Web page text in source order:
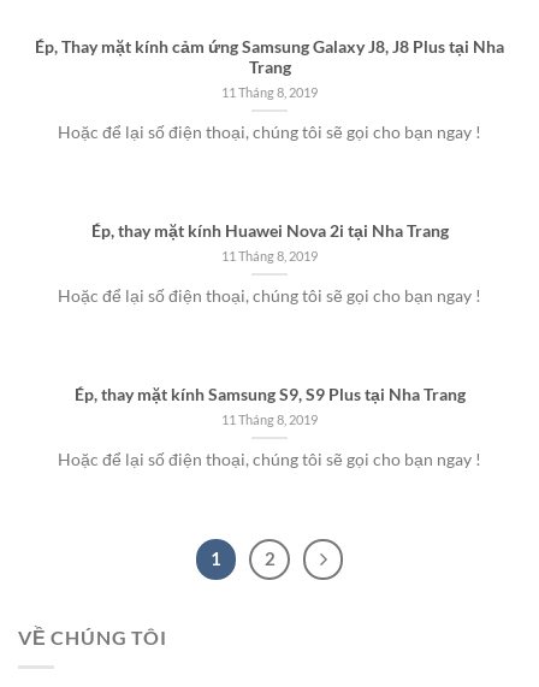
Ép, Thay mặt kính cảm ứng Samsung Galaxy J8, J8 Plus tại Nha
Trang
11 Tháng 8, 2019
Hoặc để lại số điện thoại, chúng tôi sẽ gọi cho bạn ngay !
Ép, thay mặt kính Huawei Nova 2i tại Nha Trang
11 Tháng 8, 2019
Hoặc để lại số điện thoại, chúng tôi sẽ gọi cho bạn ngay !
Ép, thay mặt kính Samsung S9, S9 Plus tại Nha Trang
11 Tháng 8, 2019
Hoặc để lại số điện thoại, chúng tôi sẽ gọi cho bạn ngay !
1 2
VỀ CHÚNG TÔI